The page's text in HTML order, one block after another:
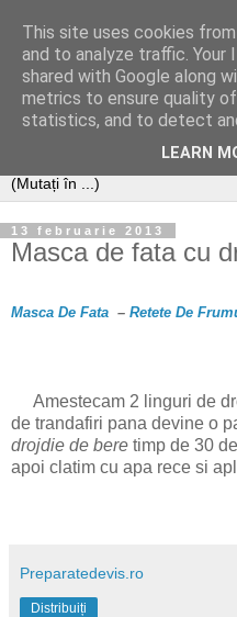
13 februarie 2013
Masca de fata cu
Masca De Fata – Retete De
Amestecam 2 linguri de
de trandafiri pana devine o
drojdie de bere timp de 30
apoi clatim cu apa rece si
Preparatedevis.ro
Distribuiți
This site uses cookies
and to analyze traffic. Your
shared with Google along
metrics to ensure quality
statistics, and to detect
LEARN